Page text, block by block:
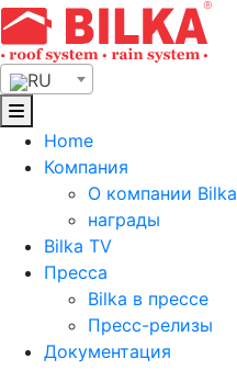
Skip
to
content
RU
Home
Компания
О компании Bilka
награды
Bilka TV
Пресса
Bilka в прессе
Пресс-релизы
Документация